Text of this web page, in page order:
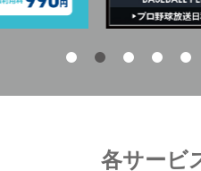
各サービ